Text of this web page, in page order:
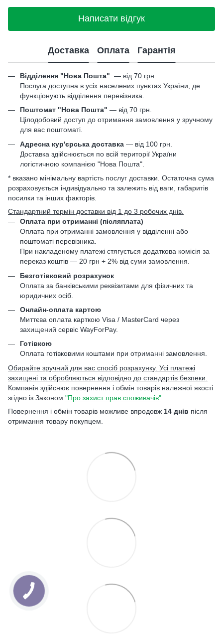
Написати відгук
Доставка Оплата Гарантія
Відділення "Нова Пошта" — від 70 грн.
Послуга доступна в усіх населених пунктах України, де
функціонують відділення перевізника.
Поштомат "Нова Пошта" — від 70 грн.
Цілодобовий доступ до отримання замовлення у зручному
для вас поштоматі.
Адресна кур'єрська доставка — від 100 грн.
Доставка здійснюється по всій території України
логістичною компанією "Нова Пошта".
* вказано мінімальну вартість послуг доставки. Остаточна сума
розраховується індивідуально та залежить від ваги, габаритів
посилки та інших факторів.
Стандартний термін доставки від 1 до 3 робочих днів.
Оплата при отриманні (післяплата)
Оплата при отриманні замовлення у відділенні або
поштоматі перевізника.
При накладеному платежі стягується додаткова комісія за
переказ коштів — 20 грн + 2% від суми замовлення.
Безготівковий розрахунок
Оплата за банківськими реквізитами для фізичних та
юридичних осіб.
Онлайн-оплата картою
Миттєва оплата карткою Visa / MasterCard через
захищений сервіс WayForPay.
Готівкою
Оплата готівковими коштами при отриманні замовлення.
Обирайте зручний для вас спосіб розрахунку. Усі платежі
захищені та обробляються відповідно до стандартів безпеки.
Компанія здійснює повернення і обмін товарів належної якості
згідно із Законом "Про захист прав споживачів"
Повернення і обмін товарів можливе впродовж 14 днів після
отримання товару покупцем.